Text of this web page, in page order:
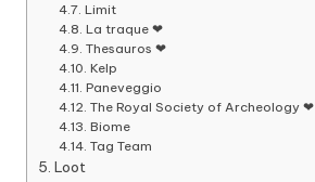
Limit
La traque ❤
Thesauros ❤
Kelp
Paneveggio
The Royal Society of Archeology ❤
Biome
Tag Team
Loot